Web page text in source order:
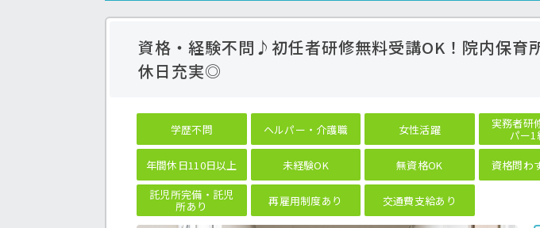
資格・経験不問♪初任者研修無料受講OK！院内保育
休日充実◎
学歴不問 ヘルパー・介護職 女性活躍 実務者研
パー1
年間休日110日以上 未経験OK 無資格OK 資格問わ
託児所完備・託児
所あり 再雇用制度あり 交通費支給あり